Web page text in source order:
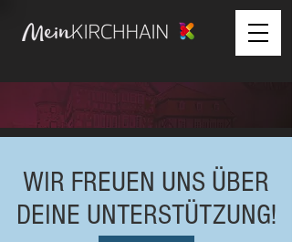
WIR FREUEN UNS ÜBER
DEINE UNTERSTÜTZUNG!